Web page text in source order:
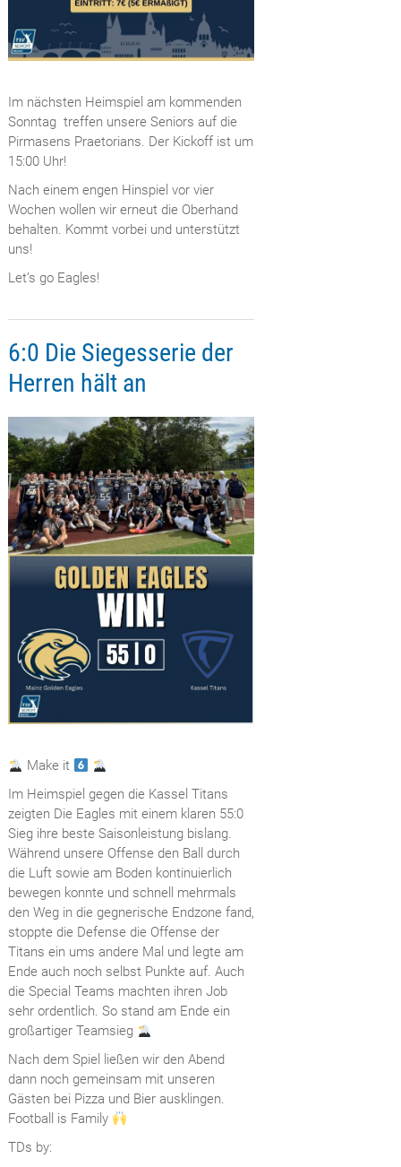
Im nächsten Heimspiel am kommenden
Sonntag treffen unsere Seniors auf die
Pirmasens Praetorians. Der Kickoff ist um
15:00 Uhr!
Nach einem engen Hinspiel vor vier
Wochen wollen wir erneut die Oberhand
behalten. Kommt vorbei und unterstützt
uns!
Let’s go Eagles!
6:0 Die Siegesserie der
Herren hält an
Make it
Im Heimspiel gegen die Kassel Titans
zeigten Die Eagles mit einem klaren 55:0
Sieg ihre beste Saisonleistung bislang.
Während unsere Offense den Ball durch
die Luft sowie am Boden kontinuierlich
bewegen konnte und schnell mehrmals
den Weg in die gegnerische Endzone fand,
stoppte die Defense die Offense der
Titans ein ums andere Mal und legte am
Ende auch noch selbst Punkte auf. Auch
die Special Teams machten ihren Job
sehr ordentlich. So stand am Ende ein
großartiger Teamsieg
Nach dem Spiel ließen wir den Abend
dann noch gemeinsam mit unseren
Gästen bei Pizza und Bier ausklingen.
Football is Family
TDs by: